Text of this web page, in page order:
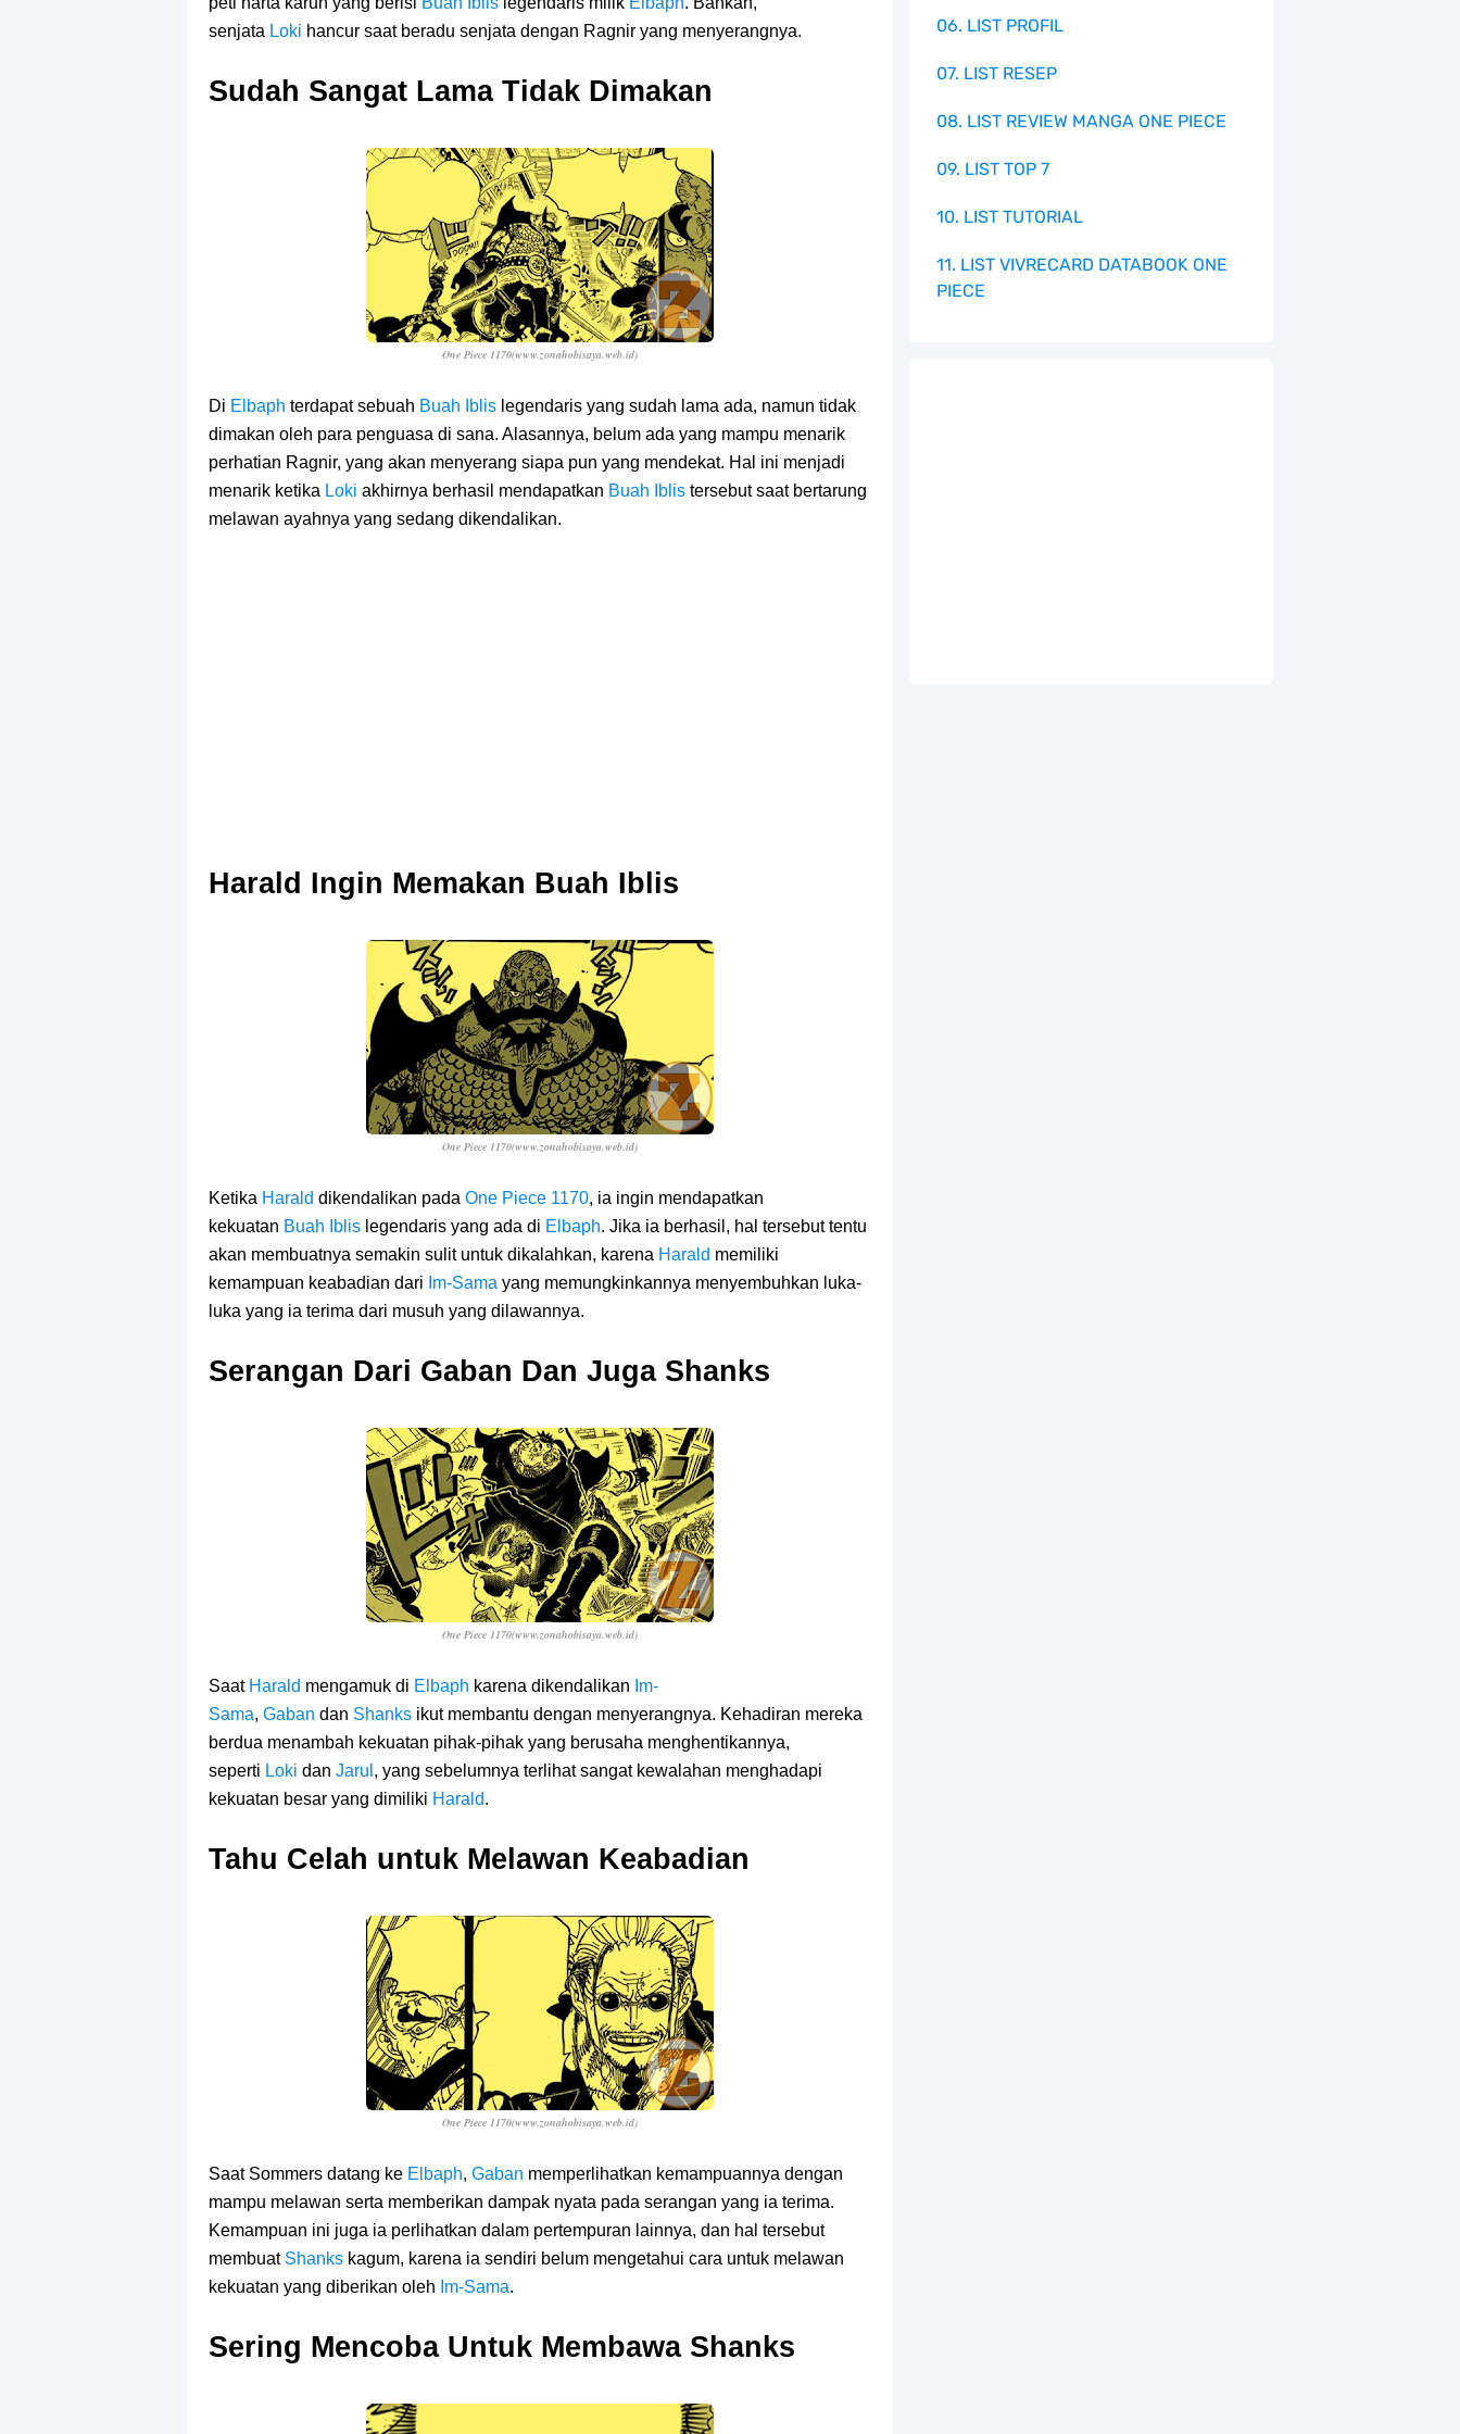
senjata Loki hancur saat beradu senjata dengan Ragnir yang menyerangnya.
Sudah Sangat Lama Tidak Dimakan
One Piece 1170(www.zonahobisaya.web.id)
Di Elbaph terdapat sebuah Buah Iblis legendaris yang sudah lama ada, namun tidak
dimakan oleh para penguasa di sana. Alasannya, belum ada yang mampu menarik
perhatian Ragnir, yang akan menyerang siapa pun yang mendekat. Hal ini menjadi
menarik ketika Loki akhirnya berhasil mendapatkan Buah Iblis tersebut saat bertarung
melawan ayahnya yang sedang dikendalikan.
Harald Ingin Memakan Buah Iblis
One Piece 1170(www.zonahobisaya.web.id)
Ketika Harald dikendalikan pada One Piece 1170, ia ingin mendapatkan
kekuatan Buah Iblis legendaris yang ada di Elbaph. Jika ia berhasil, hal tersebut tentu
akan membuatnya semakin sulit untuk dikalahkan, karena Harald memiliki
kemampuan keabadian dari Im-Sama yang memungkinkannya menyembuhkan luka-
luka yang ia terima dari musuh yang dilawannya.
Serangan Dari Gaban Dan Juga Shanks
One Piece 1170(www.zonahobisaya.web.id)
Saat Harald mengamuk di Elbaph karena dikendalikan Im-
Sama, Gaban dan Shanks ikut membantu dengan menyerangnya. Kehadiran mereka
berdua menambah kekuatan pihak-pihak yang berusaha menghentikannya,
seperti Loki dan Jarul , yang sebelumnya terlihat sangat kewalahan menghadapi
kekuatan besar yang dimiliki Harald.
Tahu Celah untuk Melawan Keabadian
One Piece 1170(www.zonahobisaya.web.id)
Saat Sommers datang ke Elbaph, Gaban memperlihatkan kemampuannya dengan
mampu melawan serta memberikan dampak nyata pada serangan yang ia terima.
Kemampuan ini juga ia perlihatkan dalam pertempuran lainnya, dan hal tersebut
membuat Shanks kagum, karena ia sendiri belum mengetahui cara untuk melawan
kekuatan yang diberikan oleh Im-Sama.
Sering Mencoba Untuk Membawa Shanks
06. LIST PROFIL
07. LIST RESEP
08. LIST REVIEW MANGA ONE PIECE
09. LIST TOP 7
10. LIST TUTORIAL
11. LIST VIVRECARD DATABOOK ONE
PIECE